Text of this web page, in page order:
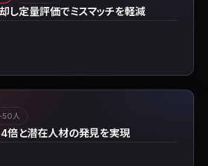
し定量評価でミスマッチを軽減
50人
倍と潜在人材の発見を実現